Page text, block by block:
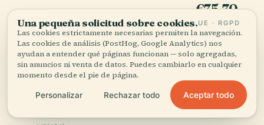
desde €75.70
Reservar
Sagrada Familia: Small Group Guided
Una pequeña solicitud sobre cookies.UE · RGPD
Las cookies estrictamente necesarias permiten la navegación.
Las cookies de análisis (PostHog, Google Analytics) nos
ayudan a entender qué páginas funcionan — solo agregadas,
sin anuncios ni venta de datos. Puedes cambiarlo en cualquier
momento desde el pie de página.
Personalizar Rechazar todo Aceptar todo